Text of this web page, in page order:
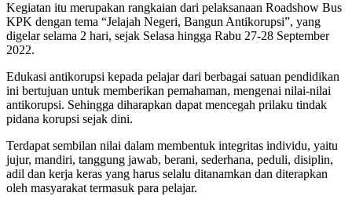
Kegiatan itu merupakan rangkaian dari pelaksanaan Roadshow Bus
KPK dengan tema “Jelajah Negeri, Bangun Antikorupsi”, yang
digelar selama 2 hari, sejak Selasa hingga Rabu 27-28 September
2022.
Edukasi antikorupsi kepada pelajar dari berbagai satuan pendidikan
ini bertujuan untuk memberikan pemahaman, mengenai nilai-nilai
antikorupsi. Sehingga diharapkan dapat mencegah prilaku tindak
pidana korupsi sejak dini.
Terdapat sembilan nilai dalam membentuk integritas individu, yaitu
jujur, mandiri, tanggung jawab, berani, sederhana, peduli, disiplin,
adil dan kerja keras yang harus selalu ditanamkan dan diterapkan
oleh masyarakat termasuk para pelajar.